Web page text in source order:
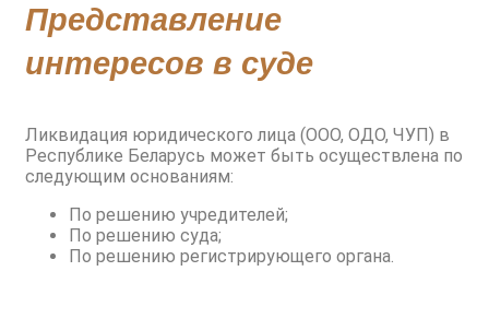
Представление
интересов в суде
Ликвидация юридического лица (ООО, ОДО, ЧУП) в
Республике Беларусь может быть осуществлена по
следующим основаниям:
По решению учредителей;
По решению суда;
По решению регистрирующего органа.